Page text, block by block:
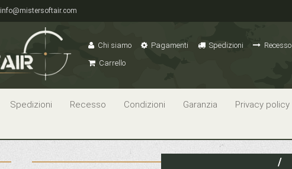
info@mistersoftair.com
Chi siamo Pagamenti Spedizioni Recesso
Carrello
Spedizioni Recesso Condizioni Garanzia
Privacy policy
/